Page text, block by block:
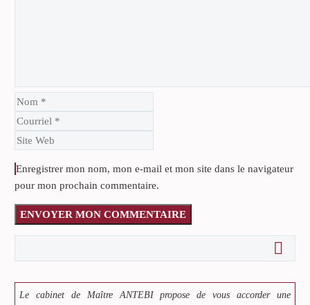
Enregistrer mon nom, mon e-mail et mon site dans le navigateur
pour mon prochain commentaire.
ENVOYER MON COMMENTAIRE
Le cabinet de Maître ANTEBI propose de vous accorder une